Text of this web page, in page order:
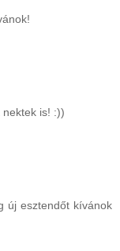
nektek is! :))
új esztendőt kívánok